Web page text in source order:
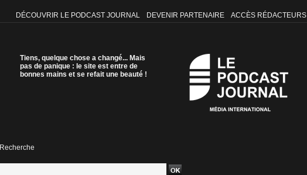
DÉCOUVRIR LE PODCAST JOURNAL DEVENIR PARTENAIRE ACCÈS RÉDACTEURS
Tiens, quelque chose a changé... Mais
pas de panique : le site est entre de
bonnes mains et se refait une beauté !
Recherche